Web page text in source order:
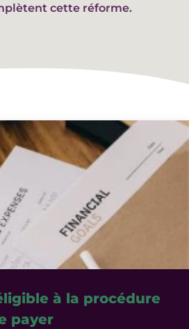
cette réforme.
à la procédure
payer